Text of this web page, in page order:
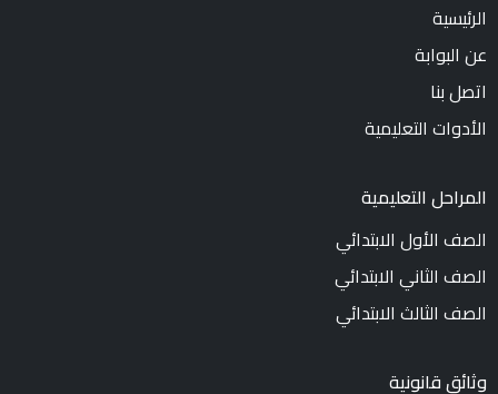
الرئيسية
عن البوابة
اتصل بنا
الأدوات التعليمية
المراحل التعليمية
الصف الأول الابتدائي
الصف الثاني الابتدائي
الصف الثالث الابتدائي
وثائق قانونية